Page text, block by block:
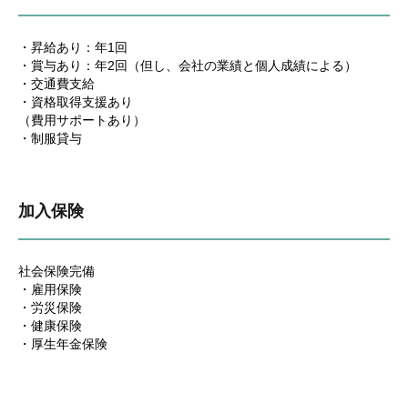
・昇給あり：年1回
・賞与あり：年2回（但し、会社の業績と個人成績による）
・交通費支給
・資格取得支援あり
（費用サポートあり）
・制服貸与
加入保険
社会保険完備
・雇用保険
・労災保険
・健康保険
・厚生年金保険